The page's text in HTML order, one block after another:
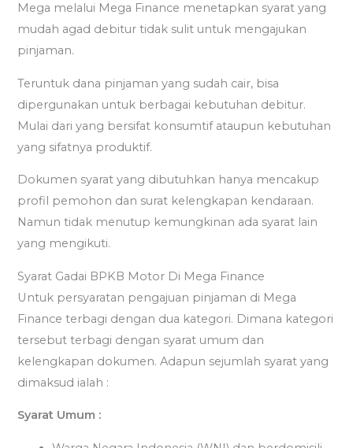
Mega melalui Mega Finance menetapkan syarat yang
mudah agad debitur tidak sulit untuk mengajukan
pinjaman.
Teruntuk dana pinjaman yang sudah cair, bisa
dipergunakan untuk berbagai kebutuhan debitur.
Mulai dari yang bersifat konsumtif ataupun kebutuhan
yang sifatnya produktif.
Dokumen syarat yang dibutuhkan hanya mencakup
profil pemohon dan surat kelengkapan kendaraan.
Namun tidak menutup kemungkinan ada syarat lain
yang mengikuti.
Syarat Gadai BPKB Motor Di Mega Finance
Untuk persyaratan pengajuan pinjaman di Mega
Finance terbagi dengan dua kategori. Dimana kategori
tersebut terbagi dengan syarat umum dan
kelengkapan dokumen. Adapun sejumlah syarat yang
dimaksud ialah :
Syarat Umum :